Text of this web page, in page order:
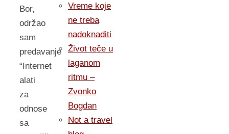
Bor,
održao
sam
predavanje
“Internet
alati
za
odnose
sa
Vreme koje
ne treba
nadoknaditi
Život teče u
laganom
ritmu –
Zvonko
Bogdan
Not a travel